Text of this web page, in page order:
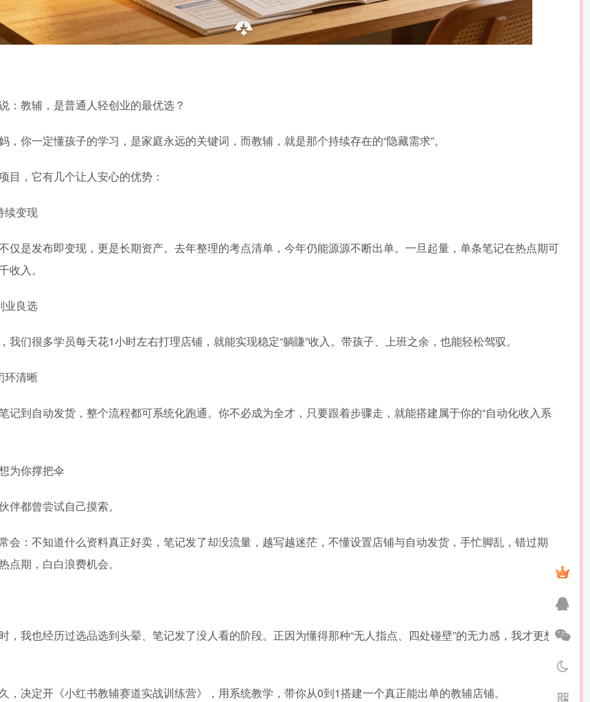
：教辅，是普通人轻创业的最优选？
，你一定懂孩子的学习，是家庭永远的关键词，而教辅，就是那个持续存在的“隐藏需求”。
目，它有几个让人安心的优势：
续变现
仅是发布即变现，更是长期资产。去年整理的考点清单，今年仍能源源不断出单。一旦起量，单条笔记在热点期可
收入。
业良选
我们很多学员每天花1小时左右打理店铺，就能实现稳定“躺賺”收入。带孩子、上班之余，也能轻松驾驭。
环清晰
记到自动发货，整个流程都可系统化跑通。你不必成为全才，只要跟着步骤走，就能搭建属于你的“自动化收入系
为你撑把伞
伴都曾尝试自己摸索。
会：不知道什么资料真正好卖，笔记发了却没流量，越写越迷茫，不懂设置店铺与自动发货，手忙脚乱，错过期
点期，白白浪费机会。
，我也经历过选品选到头晕、笔记发了没人看的阶段。正因为懂得那种“无人指点、四处碰壁”的无力感，我才更想
，决定开《小红书教辅赛道实战训练营》，用系统教学，带你从0到1搭建一个真正能出单的教辅店铺。